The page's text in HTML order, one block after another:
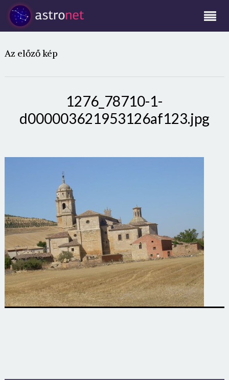
Az előző kép
1276_78710-1-
d000003621953126af123.jpg